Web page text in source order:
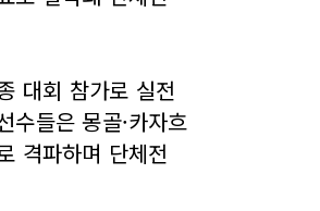
대회 참가로 실전
수들은 몽골·카자흐
격파하며 단체전